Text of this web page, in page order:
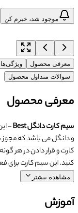
موجود شد، خبرم کن
معرفی محصول
سوالات متداول محصول
معرفی محصول
سیم کارت دانگل Best
-
و دانگل می باشد که مجوز
کنید. این سیم کارت برای
مشاهده بیشتر
آموزش